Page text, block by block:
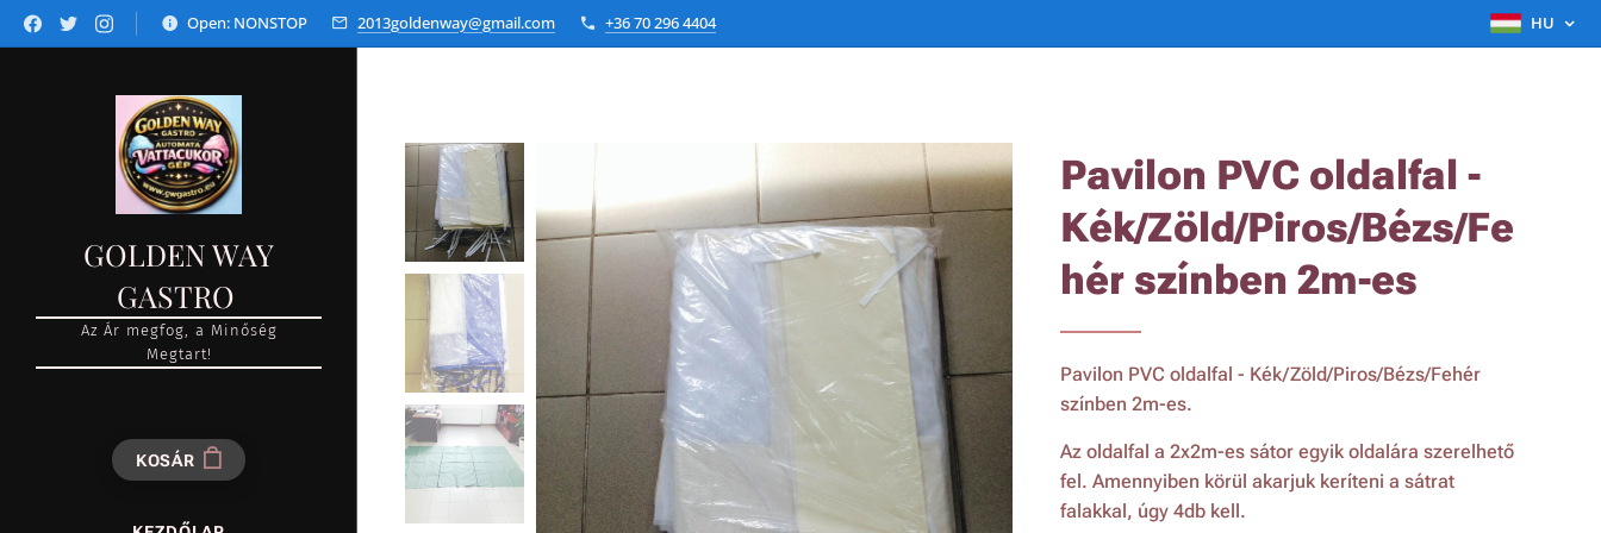
Open: NONSTOP 2013goldenway@gmail.com +36 70 296 4404 HU
GOLDEN WAY
GASTRO
Az Ár megfog, a Minőség
Megtart!
KOSÁR
Pavilon PVC oldalfal -
Kék/Zöld/Piros/Bézs/Fe
hér színben 2m-es
Pavilon PVC oldalfal - Kék/Zöld/Piros/Bézs/Fehér
színben 2m-es.
Az oldalfal a 2x2m-es sátor egyik oldalára szerelhető
fel. Amennyiben körül akarjuk keríteni a sátrat
falakkal, úgy 4db kell.